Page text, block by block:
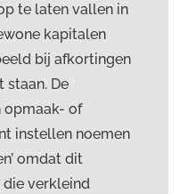
te laten vallen in
kapitalen
bij afkortingen
staan. De
opmaak- of
instellen noemen
omdat dit
verkleind